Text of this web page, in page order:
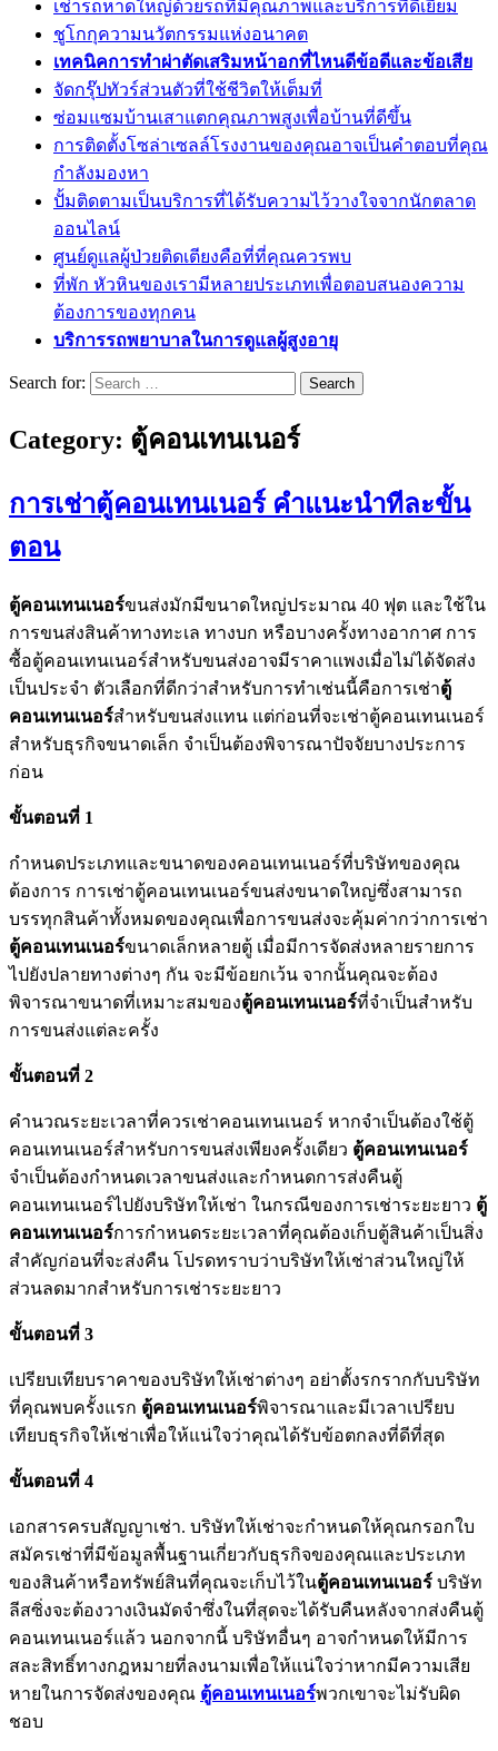
เช่ารถหาดใหญ่ด้วยรถที่มีคุณภาพและบริการที่ดีเยี่ยม
ชูโกกุความนวัตกรรมแห่งอนาคต
เทคนิคการทำผ่าตัดเสริมหน้าอกที่ไหนดีข้อดีและข้อเสีย
จัดกรุ๊ปทัวร์ส่วนตัวที่ใช้ชีวิตให้เต็มที่
ซ่อมแซมบ้านเสาแตกคุณภาพสูงเพื่อบ้านที่ดีขึ้น
การติดตั้งโซล่าเซลล์โรงงานของคุณอาจเป็นคำตอบที่คุณ
กำลังมองหา
ปั้มติดตามเป็นบริการที่ได้รับความไว้วางใจจากนักตลาด
ออนไลน์
ศูนย์ดูแลผู้ป่วยติดเตียงคือที่ที่คุณควรพบ
ที่พัก หัวหินของเรามีหลายประเภทเพื่อตอบสนองความ
ต้องการของทุกคน
บริการรถพยาบาลในการดูแลผู้สูงอายุ
Search for:
Category: ตู้คอนเทนเนอร์
การเช่าตู้คอนเทนเนอร์ คำแนะนำทีละขั้น
ตอน
ตู้คอนเทนเนอร์ขนส่งมักมีขนาดใหญ่ประมาณ 40 ฟุต และใช้ใน
การขนส่งสินค้าทางทะเล ทางบก หรือบางครั้งทางอากาศ การ
ซื้อตู้คอนเทนเนอร์สำหรับขนส่งอาจมีราคาแพงเมื่อไม่ได้จัดส่ง
เป็นประจำ ตัวเลือกที่ดีกว่าสำหรับการทำเช่นนี้คือการเช่าตู้
คอนเทนเนอร์สำหรับขนส่งแทน แต่ก่อนที่จะเช่าตู้คอนเทนเนอร์
สำหรับธุรกิจขนาดเล็ก จำเป็นต้องพิจารณาปัจจัยบางประการ
ก่อน
ขั้นตอนที่ 1
กำหนดประเภทและขนาดของคอนเทนเนอร์ที่บริษัทของคุณ
ต้องการ การเช่าตู้คอนเทนเนอร์ขนส่งขนาดใหญ่ซึ่งสามารถ
บรรทุกสินค้าทั้งหมดของคุณเพื่อการขนส่งจะคุ้มค่ากว่าการเช่า
ตู้คอนเทนเนอร์ขนาดเล็กหลายตู้ เมื่อมีการจัดส่งหลายรายการ
ไปยังปลายทางต่างๆ กัน จะมีข้อยกเว้น จากนั้นคุณจะต้อง
พิจารณาขนาดที่เหมาะสมของตู้คอนเทนเนอร์ที่จำเป็นสำหรับ
การขนส่งแต่ละครั้ง
ขั้นตอนที่ 2
คำนวณระยะเวลาที่ควรเช่าคอนเทนเนอร์ หากจำเป็นต้องใช้ตู้
คอนเทนเนอร์สำหรับการขนส่งเพียงครั้งเดียว ตู้คอนเทนเนอร์
จำเป็นต้องกำหนดเวลาขนส่งและกำหนดการส่งคืนตู้
คอนเทนเนอร์ไปยังบริษัทให้เช่า ในกรณีของการเช่าระยะยาว ตู้
คอนเทนเนอร์การกำหนดระยะเวลาที่คุณต้องเก็บตู้สินค้าเป็นสิ่ง
สำคัญก่อนที่จะส่งคืน โปรดทราบว่าบริษัทให้เช่าส่วนใหญ่ให้
ส่วนลดมากสำหรับการเช่าระยะยาว
ขั้นตอนที่ 3
เปรียบเทียบราคาของบริษัทให้เช่าต่างๆ อย่าตั้งรกรากกับบริษัท
ที่คุณพบครั้งแรก ตู้คอนเทนเนอร์พิจารณาและมีเวลาเปรียบ
เทียบธุรกิจให้เช่าเพื่อให้แน่ใจว่าคุณได้รับข้อตกลงที่ดีที่สุด
ขั้นตอนที่ 4
เอกสารครบสัญญาเช่า. บริษัทให้เช่าจะกำหนดให้คุณกรอกใบ
สมัครเช่าที่มีข้อมูลพื้นฐานเกี่ยวกับธุรกิจของคุณและประเภท
ของสินค้าหรือทรัพย์สินที่คุณจะเก็บไว้ในตู้คอนเทนเนอร์ บริษัท
ลีสซิ่งจะต้องวางเงินมัดจำซึ่งในที่สุดจะได้รับคืนหลังจากส่งคืนตู้
คอนเทนเนอร์แล้ว นอกจากนี้ บริษัทอื่นๆ อาจกำหนดให้มีการ
สละสิทธิ์ทางกฎหมายที่ลงนามเพื่อให้แน่ใจว่าหากมีความเสีย
หายในการจัดส่งของคุณ ตู้คอนเทนเนอร์พวกเขาจะไม่รับผิด
ชอบ